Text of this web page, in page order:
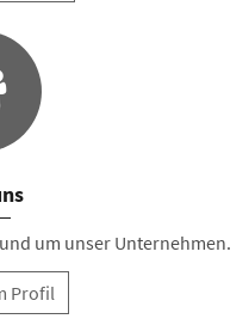
um unser Unternehmen.
Profil